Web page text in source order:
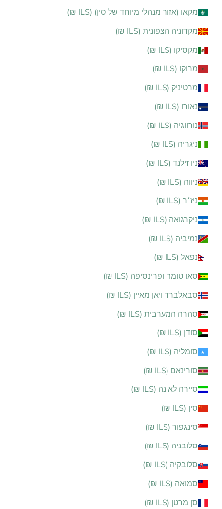
מקאו (אזור מנהלי מיוחד של סין) (ILS ₪)
מקדוניה הצפונית (ILS ₪)
מקסיקו (ILS ₪)
מרוקו (ILS ₪)
מרטיניק (ILS ₪)
נאורו (ILS ₪)
נורווגיה (ILS ₪)
ניגריה (ILS ₪)
ניו זילנד (ILS ₪)
ניווה (ILS ₪)
ניז׳ר (ILS ₪)
ניקרגואה (ILS ₪)
נמיביה (ILS ₪)
נפאל (ILS ₪)
סאו טומה ופרינסיפה (ILS ₪)
סבאלברד ויאן מאיין (ILS ₪)
סהרה המערבית (ILS ₪)
סודן (ILS ₪)
סומליה (ILS ₪)
סורינאם (ILS ₪)
סיירה לאונה (ILS ₪)
סין (ILS ₪)
סינגפור (ILS ₪)
סלובניה (ILS ₪)
סלובקיה (ILS ₪)
סמואה (ILS ₪)
סן מרטן (ILS ₪)